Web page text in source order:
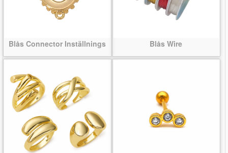
Blås Connector Inställnings Blås Wire